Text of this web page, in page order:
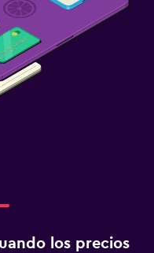
los precios